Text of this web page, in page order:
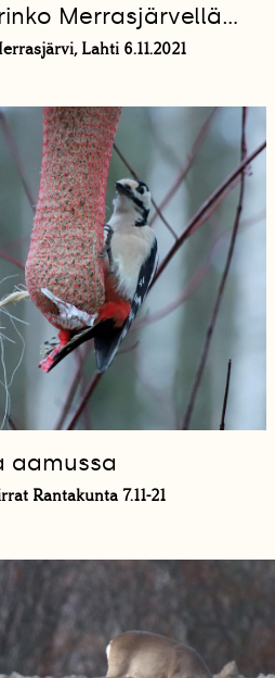
Merrasjärvellä...
Lahti 6.11.2021
aamussa
Rantakunta 7.11-21